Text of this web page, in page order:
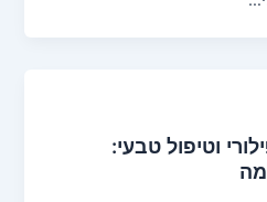
וטיפול טבעי: